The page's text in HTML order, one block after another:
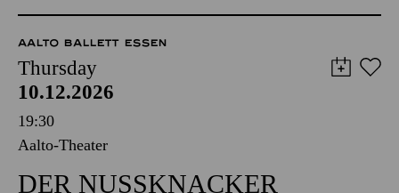
AALTO BALLETT ESSEN
Thursday
10.12.2026
19:30
Aalto-Theater
DER NUSSKNACKER